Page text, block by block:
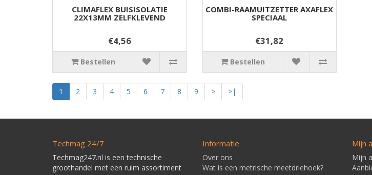
CLIMAFLEX BUISISOLATIE
22X13MM ZELFKLEVEND
€4,56
Bestellen
COMBI-RAAMUITZETTER AXAFLEX
SPECIAAL
€31,82
Bestellen
1 2 3 4 5 6 7 8 9 > >|
Techmag 24/7
Techmag247.nl is een technische
groothandel met een ruim assortiment
Informatie
Over ons
Wat is een metrische meetdriehoek?
Mijn
Mijn